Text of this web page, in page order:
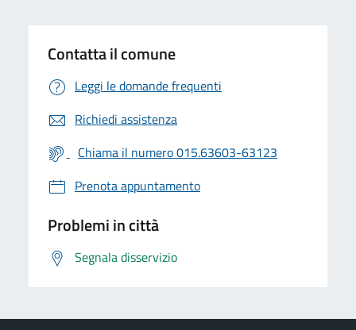
Contatta il comune
Leggi le domande frequenti
Richiedi assistenza
Chiama il numero 015.63603-63123
Prenota appuntamento
Problemi in città
Segnala disservizio